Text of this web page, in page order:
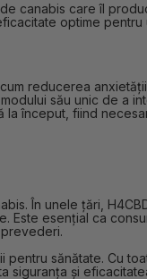
canabis care îl
optime pentru
reducerea
său unic de a
început, fiind
În unele țări,
Este esențial ca
sănătate. Cu
siguranța și